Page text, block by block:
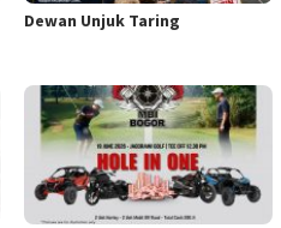
Dewan Unjuk Taring